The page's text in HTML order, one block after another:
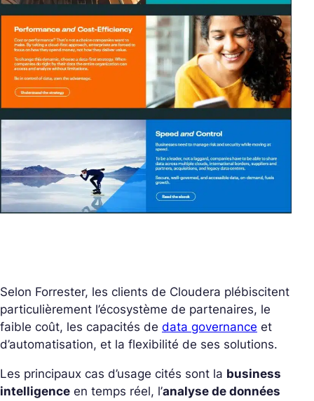
Selon Forrester, les clients de Cloudera plébiscitent
particulièrement l’écosystème de partenaires, le
faible coût, les capacités de data governance et
d’automatisation, et la flexibilité de ses solutions.
Les principaux cas d’usage cités sont la business
intelligence en temps réel, l’analyse de données